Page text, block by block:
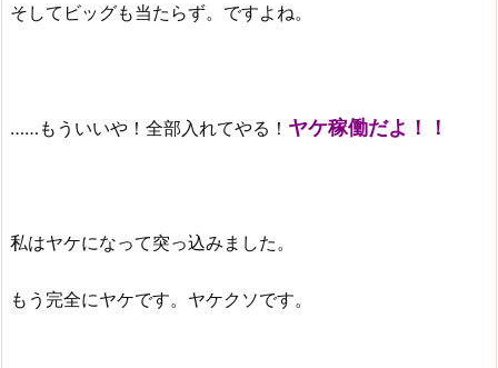
そしてビッグも当たらず。ですよね。
……もういいや！全部入れてやる！ ヤケ稼働だよ！！
私はヤケになって突っ込みました。
もう完全にヤケです。ヤケクソです。